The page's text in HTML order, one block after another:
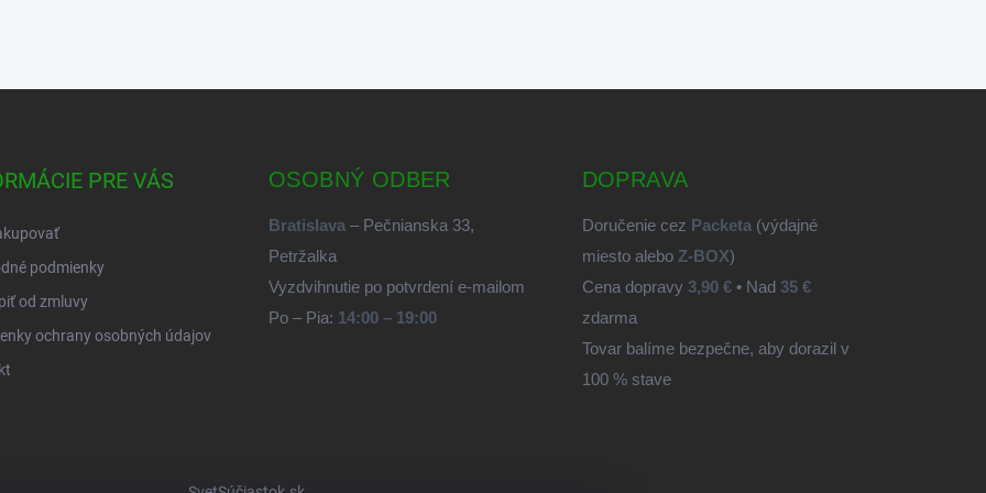
PRE VÁS
podmienky
od zmluvy
ochrany osobných údajov
OSOBNÝ ODBER
Bratislava – Pečnianska 33,
Petržalka
Vyzdvihnutie po potvrdení e-mailom
Po – Pia: 14:00 – 19:00
DOPRAVA
Doručenie cez Packeta(výdajné
miesto alebo Z-BOX)
Cena dopravy 3,90 €• Nad 35 €
zdarma
Tovar balíme bezpečne, aby dorazil v
100 % stave